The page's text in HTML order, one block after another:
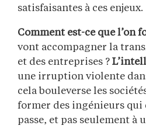
satisfaisantes à ces enjeux.
Comment est-ce que l’on
vont accompagner la
et des entreprises ?
une irruption violente
cela bouleverse les
former des ingénieurs qui
passe, et pas seulement à